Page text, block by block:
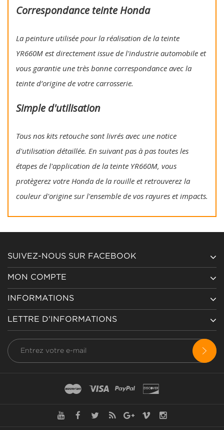
Correspondance teinte Honda
La peinture utilisée pour la réalisation de la teinte
YR660M est directement issue de l'industrie automobile et
vous garantie une très bonne correspondance avec la
teinte d’origine de votre carrosserie.
Simple d'utilisation
Tous nos kits retouche sont livrés avec une notice
d'utilisation détaillée. En suivant pas à pas toutes les
étapes de l'application de la teinte YR660M, vous
protègerez votre Honda de la rouille et retrouverez la
couleur d'origine sur l'ensemble de vos rayures et impacts.
SUIVEZ-NOUS SUR FACEBOOK
MON COMPTE
INFORMATIONS
LETTRE D'INFORMATIONS